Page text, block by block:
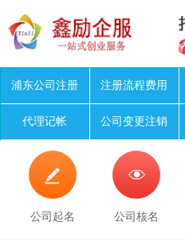
浦东公司注册 注册流程费用
代理记帐 公司变更注销

公司起名

公司核名